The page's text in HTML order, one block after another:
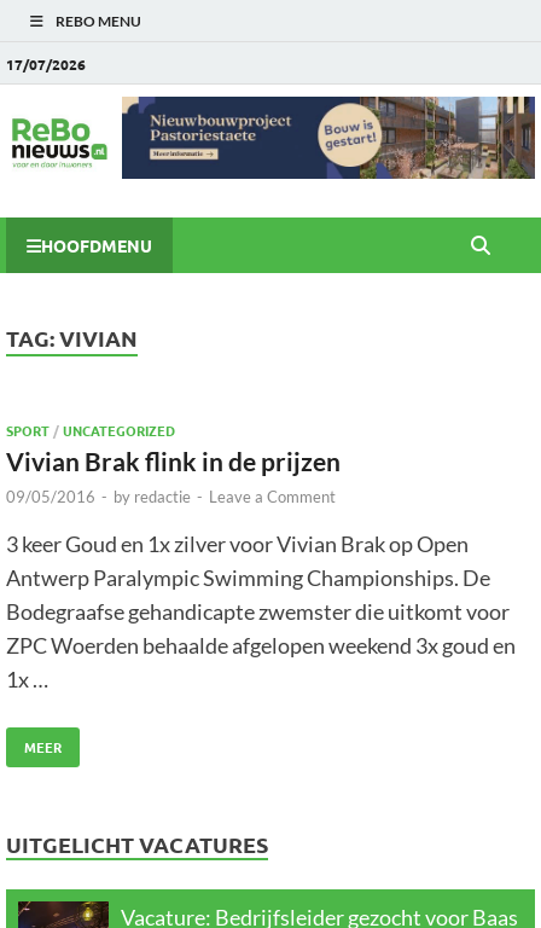
REBO MENU
17/07/2026
HOOFDMENU
TAG:VIVIAN
SPORT/UNCATEGORIZED
Vivian Brak flink in de prijzen
09/05/2016 - by redactie - Leave a Comment
3 keer Goud en 1x zilver voor Vivian Brak op Open
Antwerp Paralympic Swimming Championships. De
Bodegraafse gehandicapte zwemster die uitkomt voor
ZPC Woerden behaalde afgelopen weekend 3x goud en
1x …
MEER
UITGELICHT VACATURES
Vacature: Bedrijfsleider gezocht voor Baas